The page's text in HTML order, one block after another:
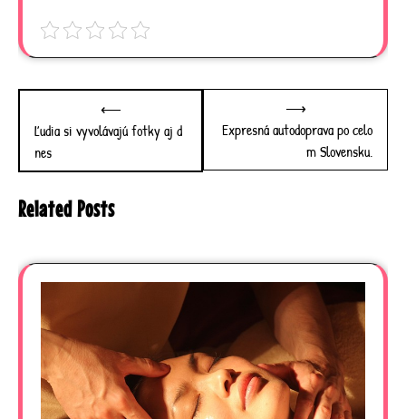
navigation
⟵
Ľudia si vyvolávajú fotky aj d
nes
Expresná autodoprava po celo
m Slovensku.
⟶
Related Posts